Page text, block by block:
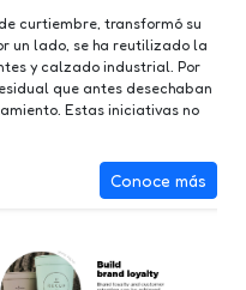
curtiembre, transformó su
un lado, se ha reutilizado la
y calzado industrial. Por
que antes desechaban
Estas iniciativas no
Conoce más